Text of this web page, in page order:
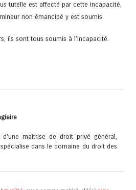
tutelle est affecté par cette incapacité,
non émancipé y est soumis.
ils sont tous soumis à l’incapacité.
d'une maîtrise de droit privé général,
dans le domaine du droit des